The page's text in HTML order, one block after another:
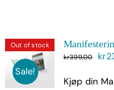
Out of stock
Sale!
kr399,00
var:
kr
Kjøp din